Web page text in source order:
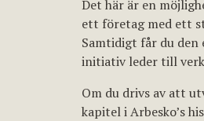
Det här är en
ett företag med ett
Samtidigt får du
initiativ leder till
Om du drivs av att
kapitel i Arbesko’s